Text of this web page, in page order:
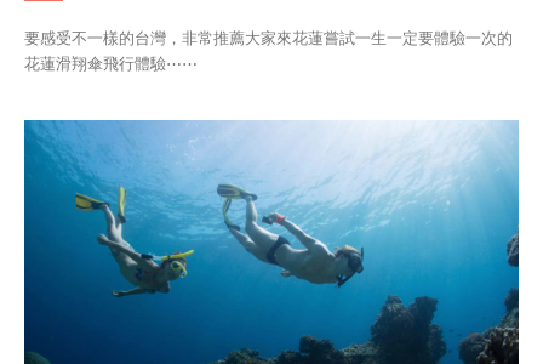
要感受不一樣的台灣，非常推薦大家來花蓮嘗試一生一定要體驗一次的
花蓮滑翔傘飛行體驗⋯⋯